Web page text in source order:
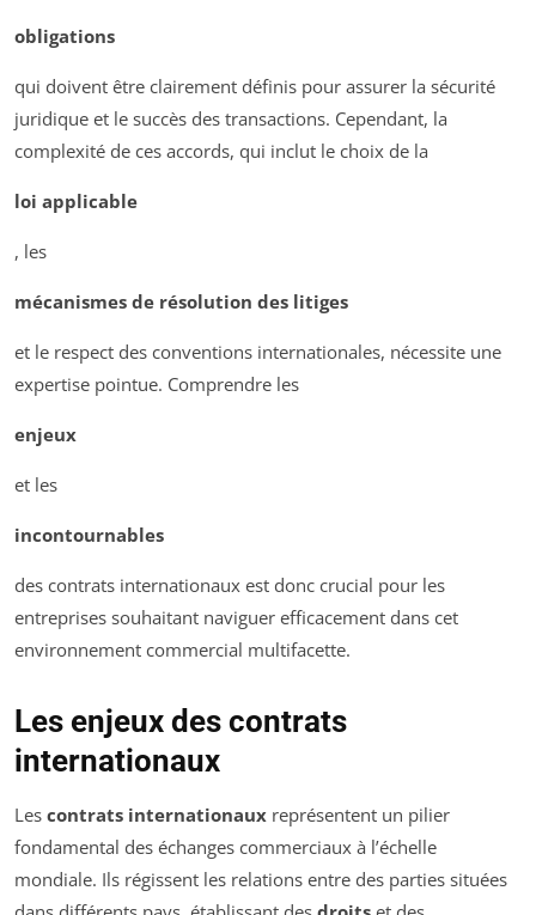
obligations
qui doivent être clairement définis pour assurer la sécurité
juridique et le succès des transactions. Cependant, la
complexité de ces accords, qui inclut le choix de la
loi applicable
, les
mécanismes de résolution des litiges
et le respect des conventions internationales, nécessite une
expertise pointue. Comprendre les
enjeux
et les
incontournables
des contrats internationaux est donc crucial pour les
entreprises souhaitant naviguer efficacement dans cet
environnement commercial multifacette.
Les enjeux des contrats
internationaux
Les contrats internationaux représentent un pilier
fondamental des échanges commerciaux à l’échelle
mondiale. Ils régissent les relations entre des parties situées